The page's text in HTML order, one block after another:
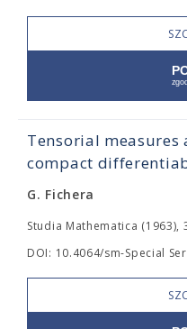
Tensorial measures
compact
G. Fichera
Studia Mathematica (1963),
DOI: 10.4064/sm-Special